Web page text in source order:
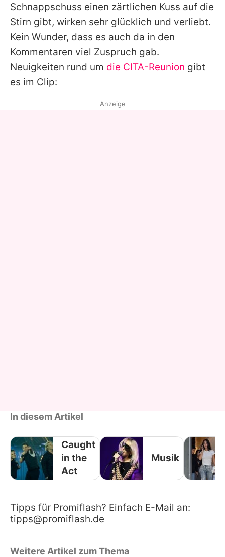
Schnappschuss einen zärtlichen Kuss auf die
Stirn gibt, wirken sehr glücklich und verliebt.
Kein Wunder, dass es auch da in den
Kommentaren viel Zuspruch gab.
Neuigkeiten rund um die CITA-Reunion gibt
es im Clip:
Anzeige
In diesem Artikel
Caught
in the
Act
Musik
Tipps für Promiflash? Einfach E-Mail an:
tipps@promiflash.de
Weitere Artikel zum Thema